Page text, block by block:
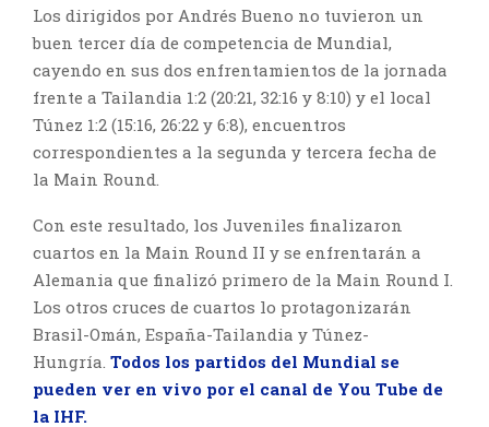
Los dirigidos por Andrés Bueno no tuvieron un
buen tercer día de competencia de Mundial,
cayendo en sus dos enfrentamientos de la jornada
frente a Tailandia 1:2 (20:21, 32:16 y 8:10) y el local
Túnez 1:2 (15:16, 26:22 y 6:8), encuentros
correspondientes a la segunda y tercera fecha de
la Main Round.
Con este resultado, los Juveniles finalizaron
cuartos en la Main Round II y se enfrentarán a
Alemania que finalizó primero de la Main Round I.
Los otros cruces de cuartos lo protagonizarán
Brasil-Omán, España-Tailandia y Túnez-
Hungría. Todos los partidos del Mundial se
pueden ver en vivo por el canal de You Tube de
la IHF.